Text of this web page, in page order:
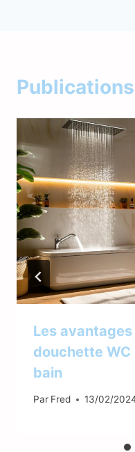
Les avantages
douchette WC
bain
Par Fred 13/02/